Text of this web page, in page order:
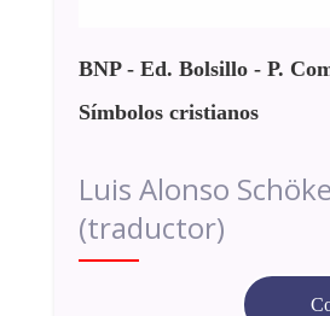
BNP - Ed. Bolsillo - P.
Símbolos cristianos
Luis Alonso
(traductor)